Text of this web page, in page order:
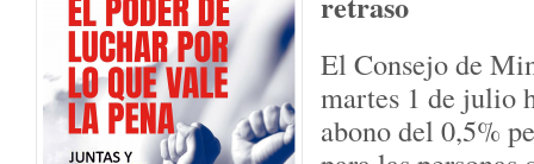
El Consejo de
martes 1 de julio
abono del 0,5%